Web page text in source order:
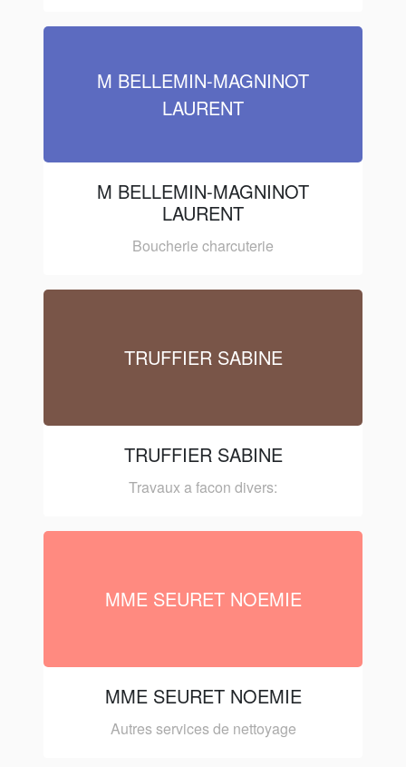
M BELLEMIN-MAGNINOT
LAURENT
M BELLEMIN-MAGNINOT
LAURENT
Boucherie charcuterie
TRUFFIER SABINE
TRUFFIER SABINE
Travaux a facon divers:
MME SEURET NOEMIE
MME SEURET NOEMIE
Autres services de nettoyage